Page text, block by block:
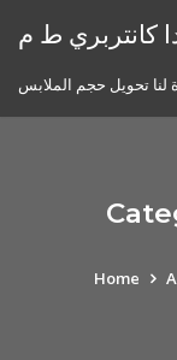
كانتربري ط م
لنا تحويل حجم الملابس
Home